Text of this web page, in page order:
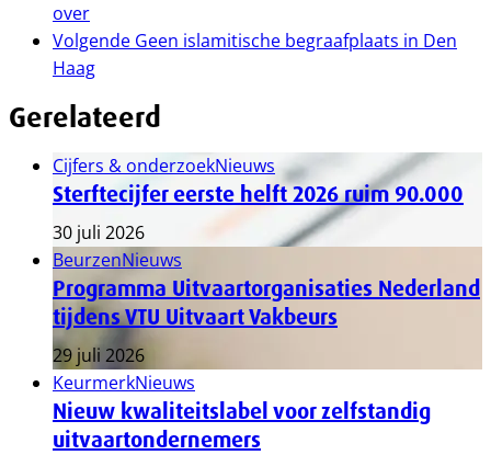
over
Volgende Geen islamitische begraafplaats in Den
Haag
Gerelateerd
Cijfers & onderzoekNieuws
Sterftecijfer eerste helft 2026 ruim 90.000
30 juli 2026
BeurzenNieuws
Programma Uitvaartorganisaties Nederland
tijdens VTU Uitvaart Vakbeurs
29 juli 2026
KeurmerkNieuws
Nieuw kwaliteitslabel voor zelfstandig
uitvaartondernemers